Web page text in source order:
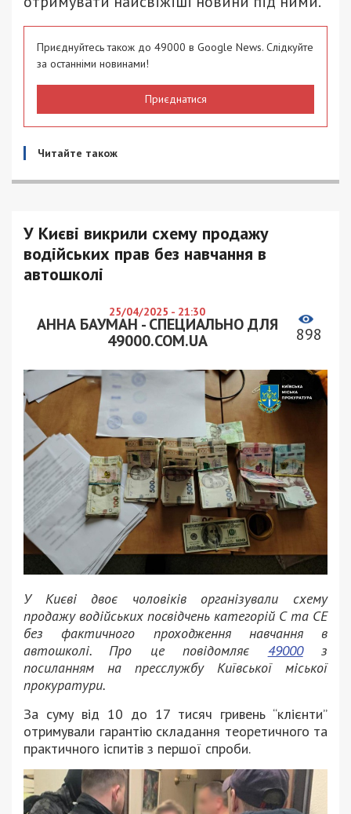
Приєднуйтесь також до 49000 в Google News. Слідкуйте
за останніми новинами!
Приєднатися
Читайте також
У Києві викрили схему продажу
водійських прав без навчання в
автошколі
25/04/2025 - 21:30
АННА БАУМАН - СПЕЦИАЛЬНО ДЛЯ
49000.COM.UA
898
У Києві двоє чоловіків організували схему
продажу водійських посвідчень категорій С та СЕ
без фактичного проходження навчання в
автошколі. Про це повідомляє 49000з
посиланням на пресслужбу Київської міської
прокуратури.
За суму від 10 до 17 тисяч гривень “клієнти”
отримували гарантію складання теоретичного та
практичного іспитів з першої спроби.